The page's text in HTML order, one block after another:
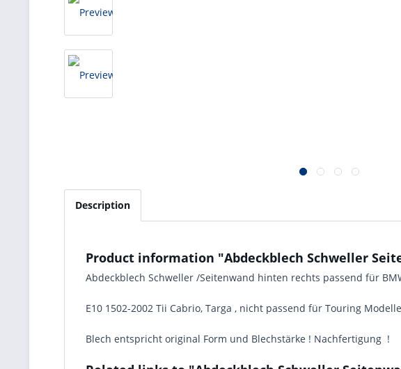
Description
Product information "Abdeckblech Schweller
Abdeckblech Schweller /Seitenwand hinten rechts passend für
E10 1502-2002 Tii Cabrio, Targa , nicht passend für Touring
Blech entspricht original Form und Blechstärke ! Nachfertigung !